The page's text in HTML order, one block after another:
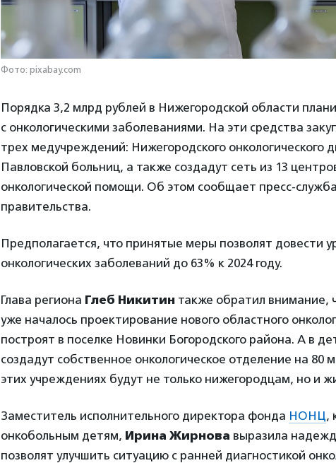
Фото: pixabay.com
Порядка 3,2 млрд рублей в Нижегородской области
с онкологическими заболеваниями. На эти средства
трех медучреждений: Нижегородского онкологического
Павловской больниц, а также создадут сеть из 13
онкологической помощи. Об этом сообщает пресс-
правительства.
Предполагается, что принятые меры позволят довести
онкологических заболеваний до 63% к 2024 году.
Глава региона Глеб Никитин также обратил внимание,
уже началось проектирование нового областного
построят в поселке Новинки Богородского района. А в
создадут собственное онкологическое отделение на 80
этих учреждениях будут не только нижегородцам, но и
Заместитель исполнительного директора фонда НОНЦ,
онкобольным детям, Ирина Жирнова выразила
позволят улучшить ситуацию с ранней диагностикой